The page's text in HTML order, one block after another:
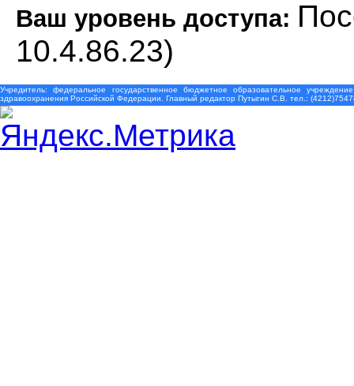
Ваш уровень доступа:
10.4.86.23)
Учредитель: федеральное государственное бюджетное образовательное
здравоохранения Российской Федерации. Главный редактор Путыгин С.В. тел.: